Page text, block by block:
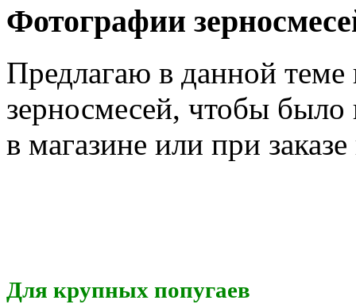
Фотографии
Предлагаю в данной
зерносмесей, чтобы
в магазине или при
Для крупных попугаев